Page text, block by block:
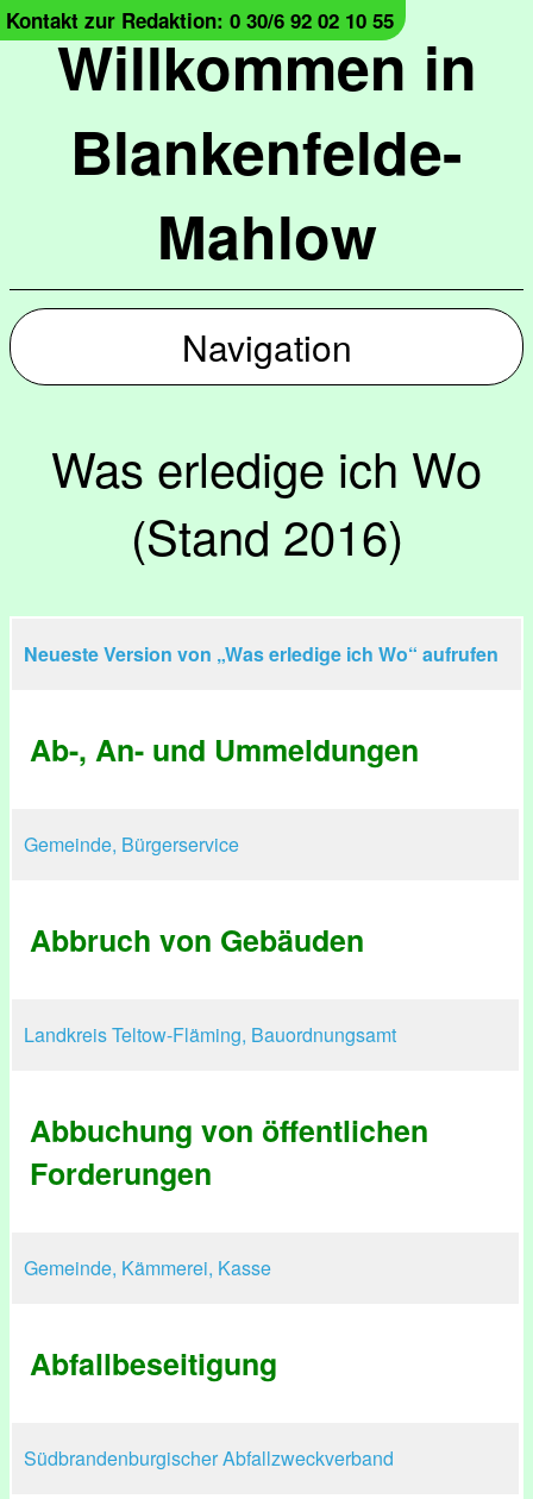
Willkommen in
Blankenfelde-
Mahlow
Kontakt zur Redaktion: 0 30/6 92 02 10 55
Navigation
Was erledige ich Wo
(Stand 2016)
Neueste Version von „Was erledige ich Wo“ aufrufen
Ab-, An- und Ummeldungen
Gemeinde, Bürgerservice
Abbruch von Gebäuden
Landkreis Teltow-Fläming, Bauordnungsamt
Abbuchung von öffentlichen
Forderungen
Gemeinde, Kämmerei, Kasse
Abfallbeseitigung
Südbrandenburgischer Abfallzweckverband